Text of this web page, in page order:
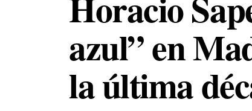
azul” en
la última